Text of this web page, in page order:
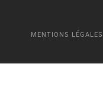
MENTIONS LÉGALES